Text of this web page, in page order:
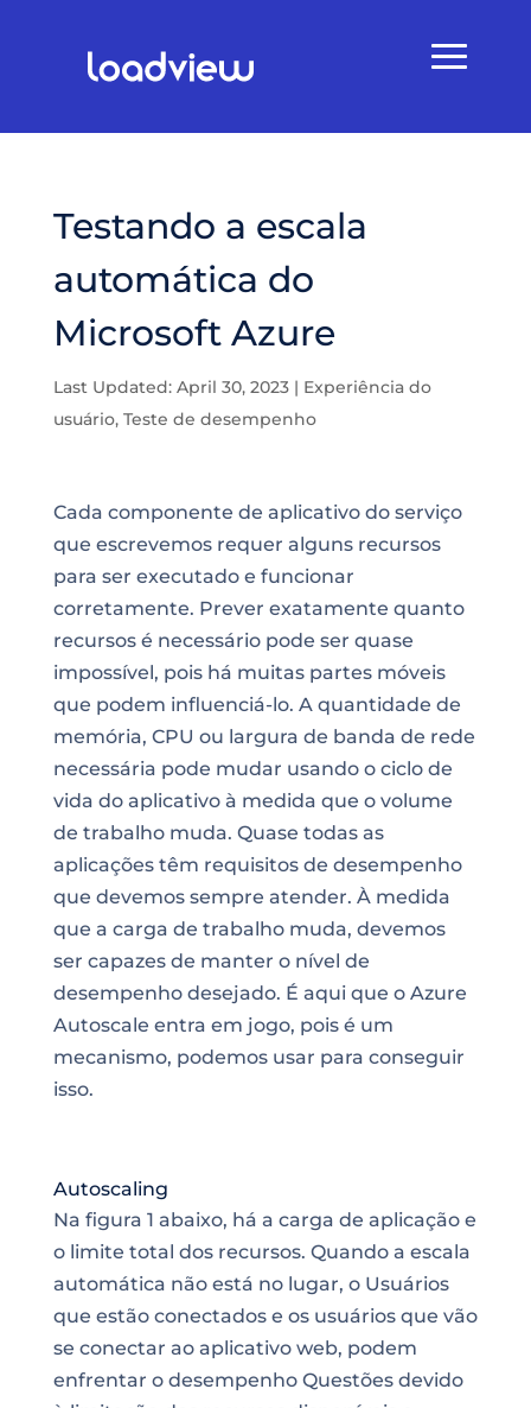
Testando a escala
automática do
Microsoft Azure
Last Updated: April 30, 2023| Experiência do
usuário, Teste de desempenho
Cada componente de aplicativo do serviço
que escrevemos requer alguns recursos
para ser executado e funcionar
corretamente. Prever exatamente quanto
recursos é necessário pode ser quase
impossível, pois há muitas partes móveis
que podem influenciá-lo. A quantidade de
memória, CPU ou largura de banda de rede
necessária pode mudar usando o ciclo de
vida do aplicativo à medida que o volume
de trabalho muda. Quase todas as
aplicações têm requisitos de desempenho
que devemos sempre atender. À medida
que a carga de trabalho muda, devemos
ser capazes de manter o nível de
desempenho desejado. É aqui que o Azure
Autoscale entra em jogo, pois é um
mecanismo, podemos usar para conseguir
isso.
Autoscaling
Na figura 1 abaixo, há a carga de aplicação e
o limite total dos recursos. Quando a escala
automática não está no lugar, o Usuários
que estão conectados e os usuários que vão
se conectar ao aplicativo web, podem
enfrentar o desempenho Questõesdevido